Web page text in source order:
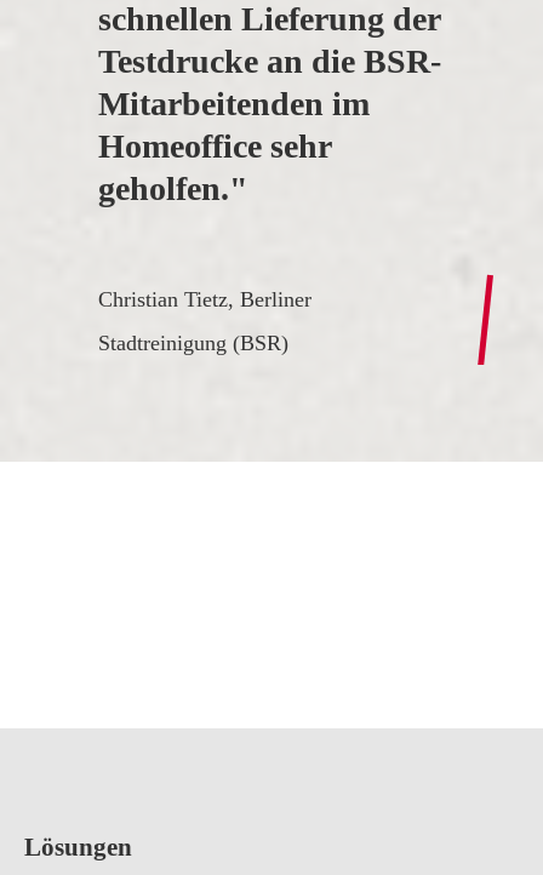
schnellen Lieferung der
Testdrucke an die BSR-
Mitarbeitenden im
Homeoffice sehr
geholfen."
Christian Tietz, Berliner
Stadtreinigung (BSR)
Lösungen